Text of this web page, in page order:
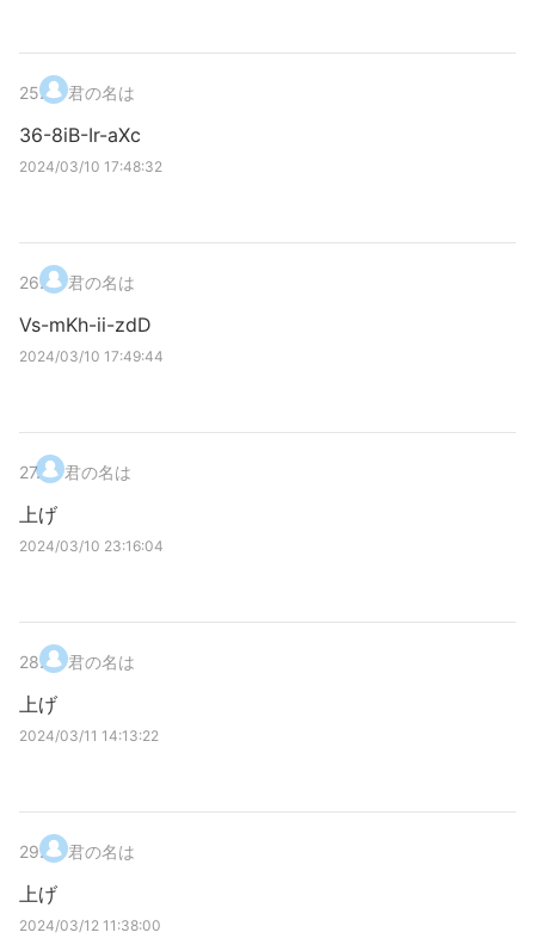
25. 君の名は
36-8iB-Ir-aXc
2024/03/10 17:48:32
26. 君の名は
Vs-mKh-ii-zdD
2024/03/10 17:49:44
27. 君の名は
上げ
2024/03/10 23:16:04
28. 君の名は
上げ
2024/03/11 14:13:22
29. 君の名は
上げ
2024/03/12 11:38:00